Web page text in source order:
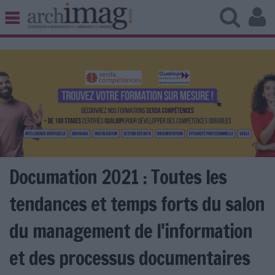
BIBLIOTHÈQUE ÉDITION
UNIVERS DATA
TRAVAIL COLLABORATIF
VIE NUMÉRIQUE
NUMÉRIQUE RESPONSABLE
LES DOSSIERS
LES NEWSLETTERS
LE MAGAZINE
Documation 2021 : Toutes les
tendances et temps forts du salon
du management de l'information
et des processus documentaires